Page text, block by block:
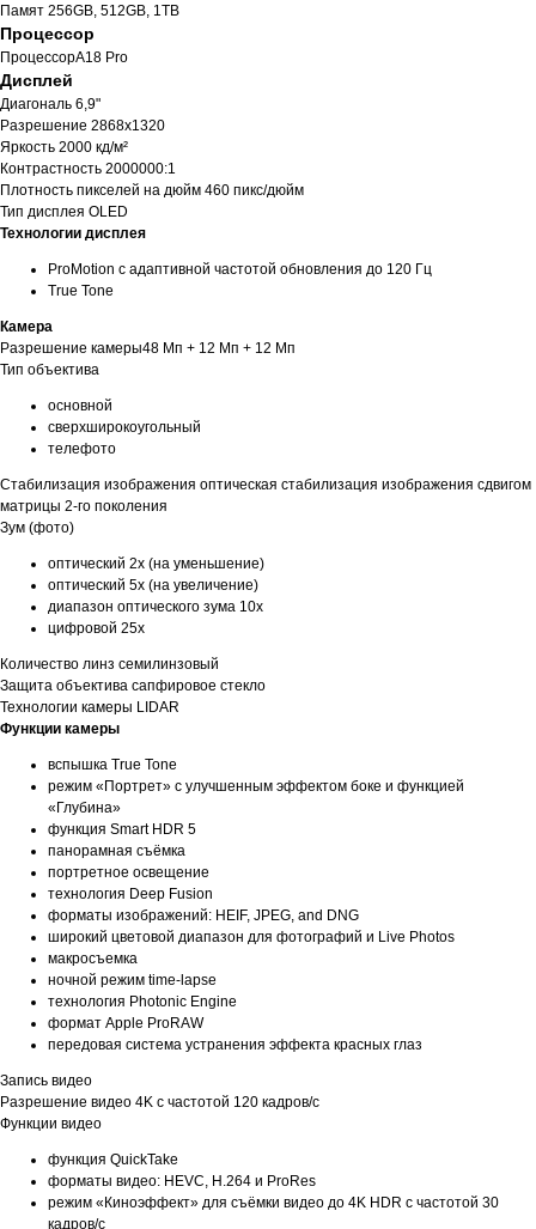
Памят 256GB, 512GB, 1ТВ
Процессор
ПроцессорA18 Pro
Дисплей
Диагональ 6,9"
Разрешение 2868x1320
Яркость 2000 кд/м²
Контрастность 2000000:1
Плотность пикселей на дюйм 460 пикс/дюйм
Тип дисплея OLED
Технологии дисплея
ProMotion с адаптивной частотой обновления до 120 Гц
True Tone
Камера
Разрешение камеры48 Мп + 12 Мп + 12 Мп
Тип объектива
основной
сверхширокоугольный
телефото
Стабилизация изображения оптическая стабилизация изображения сдвигом
матрицы 2-го поколения
Зум (фото)
оптический 2x (на уменьшение)
оптический 5x (на увеличение)
диапазон оптического зума 10x
цифровой 25x
Количество линз семилинзовый
Защита объектива сапфировое стекло
Технологии камеры LIDAR
Функции камеры
вспышка True Tone
режим «Портрет» с улучшенным эффектом боке и функцией
«Глубина»
функция Smart HDR 5
панорамная съёмка
портретное освещение
технология Deep Fusion
форматы изображений: HEIF, JPEG, and DNG
широкий цветовой диапазон для фотографий и Live Photos
макросъемка
ночной режим time-lapse
технология Photonic Engine
формат Apple ProRAW
передовая система устранения эффекта красных глаз
Запись видео
Разрешение видео 4K с частотой 120 кадров/ с
Функции видео
функция QuickTake
форматы видео: HEVC, H.264 и ProRes
режим «Киноэффект» для съёмки видео до 4K HDR с частотой 30
кадров/с